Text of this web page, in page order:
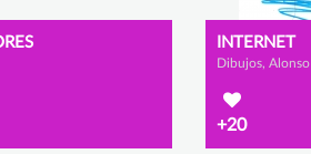
INTERNET
Dibujos, Alonso
+20